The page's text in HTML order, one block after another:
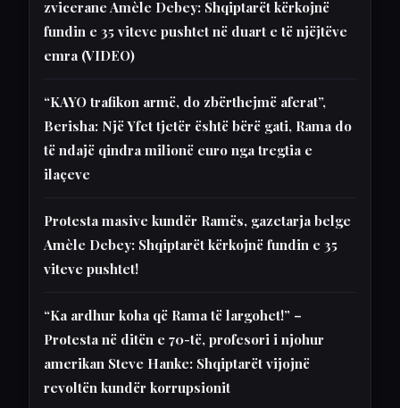
zvicerane Amèle Debey: Shqiptarët kërkojnë
fundin e 35 viteve pushtet në duart e të njëjtëve
emra (VIDEO)
“KAYO trafikon armë, do zbërthejmë aferat”,
Berisha: Një Yfet tjetër është bërë gati, Rama do
të ndajë qindra milionë euro nga tregtia e
ilaçeve
Protesta masive kundër Ramës, gazetarja belge
Amèle Debey: Shqiptarët kërkojnë fundin e 35
viteve pushtet!
“Ka ardhur koha që Rama të largohet!” –
Protesta në ditën e 70-të, profesori i njohur
amerikan Steve Hanke: Shqiptarët vijojnë
revoltën kundër korrupsionit